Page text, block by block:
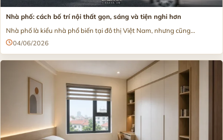
Nhà phố: cách bố trí nội thất gọn, sáng và tiện nghi hơn
Nhà phố là kiểu nhà phổ biến tại đô thị Việt Nam, nhưng cũng...
04/06/2026